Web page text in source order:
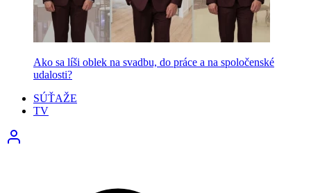
Ako sa líši oblek na svadbu, do práce a na spoločenské
udalosti?
SÚŤAŽE
TV